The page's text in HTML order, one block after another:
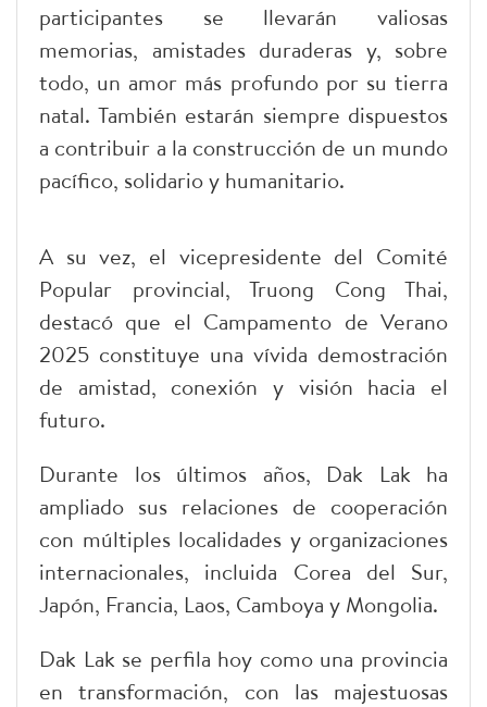
participantes se llevarán valiosas
memorias, amistades duraderas y, sobre
todo, un amor más profundo por su tierra
natal. También estarán siempre dispuestos
a contribuir a la construcción de un mundo
pacífico, solidario y humanitario.
A su vez, el vicepresidente del Comité
Popular provincial, Truong Cong Thai,
destacó que el Campamento de Verano
2025 constituye una vívida demostración
de amistad, conexión y visión hacia el
futuro.
Durante los últimos años, Dak Lak ha
ampliado sus relaciones de cooperación
con múltiples localidades y organizaciones
internacionales, incluida Corea del Sur,
Japón, Francia, Laos, Camboya y Mongolia.
Dak Lak se perfila hoy como una provincia
en transformación, con las majestuosas